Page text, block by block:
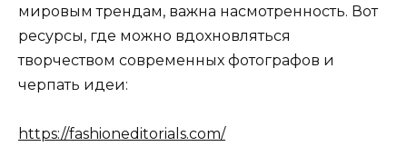
мировым трендам, важна насмотренность. Вот
ресурсы, где можно вдохновляться
творчеством современных фотографов и
черпать идеи:
https://fashioneditorials.com/